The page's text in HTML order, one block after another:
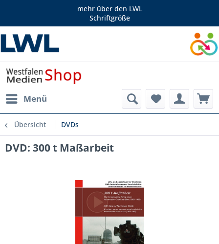
mehr über den LWL
Schriftgröße
Menü
Übersicht DVDs
DVD: 300 t Maßarbeit